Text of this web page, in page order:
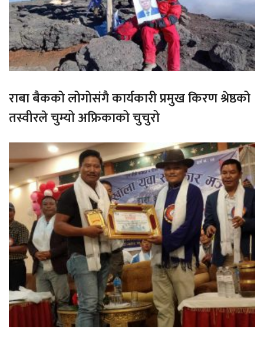
राबा बैकको लोगोसंगै कार्यकारी प्रमुख किरण श्रेष्ठको
तस्वीरले चुम्यो अफ्रिकाको चुचुरो